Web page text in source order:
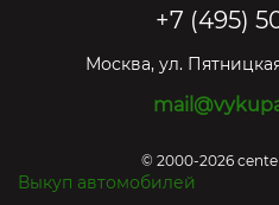
+7 (495)
Москва, ул.
© 2000-2026
Выкуп автомобилей